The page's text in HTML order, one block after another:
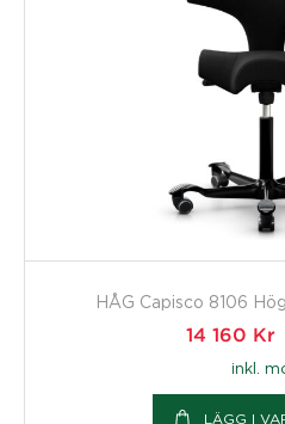
HÅG Capisco 8106
14 160 Kr
inkl.
LÄGG I